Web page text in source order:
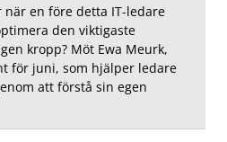
när en före detta IT-ledare
den viktigaste
kropp? Möt Ewa Meurk,
för juni, som hjälper ledare
att förstå sin egen